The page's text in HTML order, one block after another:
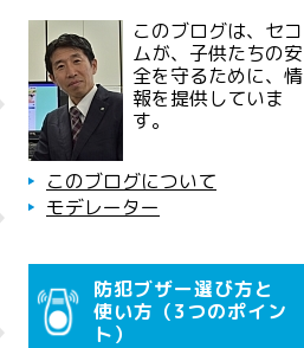
このブログは、セコ
ムが、子供たちの安
全を守るために、情
報を提供していま
す。
このブログについて
モデレーター
防犯ブザー選び方と
使い方（3つのポイン
ト）